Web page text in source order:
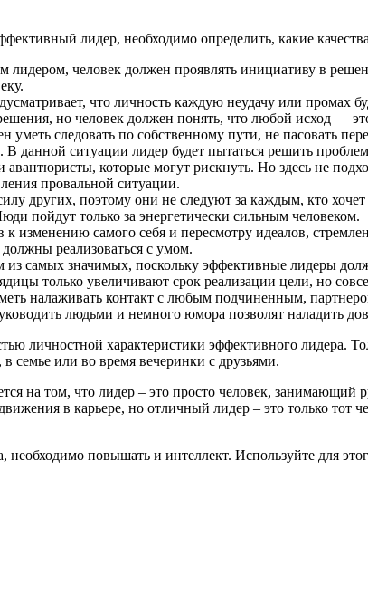
лидер, необходимо определить, какие
человек должен проявлять инициативу в
что личность каждую неудачу или
но человек должен понять, что любой исход —
следовать по собственному пути, не пасовать
данной ситуации лидер будет пытаться решить
которые могут рискнуть. Но здесь не
провальной ситуации.
других, поэтому они не следуют за каждым, кто
пойдут только за энергетически сильным человеком.
изменению самого себя и пересмотру идеалов,
реализоваться с умом.
из самых значимых, поскольку эффективные лидеры
только увеличивают срок реализации цели, но
налаживать контакт с любым подчиненным,
людьми и немного юмора позволят наладить
личностной характеристики эффективного лидера.
семье или во время вечеринки с друзьями.
на том, что лидер – это просто человек,
в карьере, но отличный лидер – это только тот
необходимо повышать и интеллект. Используйте для